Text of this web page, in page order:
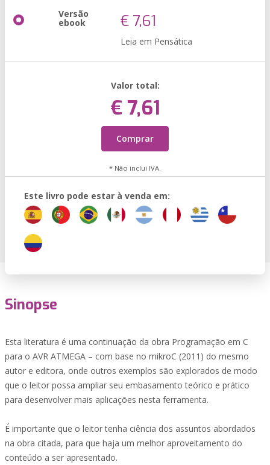
Versão
ebook € 7,61
Leia em Pensática
Valor total:
€ 7,61
Comprar
* Não inclui IVA.
Este livro pode estar à venda em:
Sinopse
Esta literatura é uma continuação da obra Programação em C
para o AVR ATMEGA – com base no mikroC (2011) do mesmo
autor e editora, onde outros exemplos são explorados de modo
que o leitor possa ampliar seu embasamento teórico e prático
para desenvolver mais aplicações nesta ferramenta.
É importante que o leitor tenha ciência dos assuntos abordados
na obra citada, para que haja um melhor aproveitamento do
conteúdo a ser apresentado.